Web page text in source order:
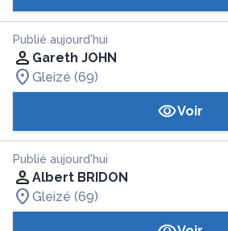
Publié aujourd'hui
Gareth JOHN
Gleizé (69)
Voir
Publié aujourd'hui
Albert BRIDON
Gleizé (69)